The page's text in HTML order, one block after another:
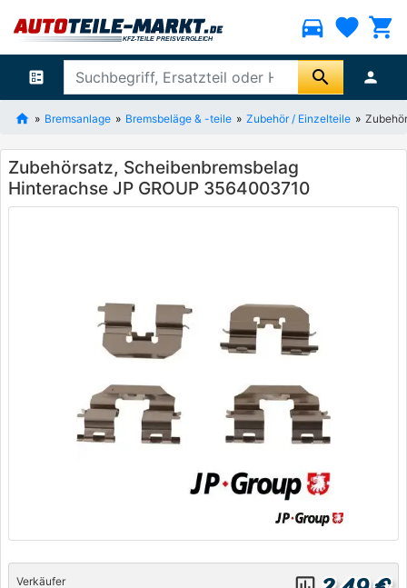
directions_car favorite shopping_cart
ballot search person
Bremsanlage Bremsbeläge & -teile Zubehör / Einzelteile
Zubehörsatz, Scheibenbremsbelag
Hinterachse JP GROUP 3564003710
Verkäufer